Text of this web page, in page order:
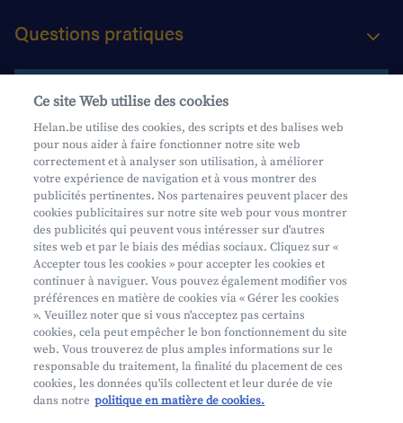
Questions pratiques
Contactez-nous
Aide et contact
Prendre rendez-vous
Où nous trouver
Mifid
Privacy
Juridische info
Ce site Web utilise des cookies
Helan.be utilise des cookies, des scripts et des balises web
pour nous aider à faire fonctionner notre site web
correctement et à analyser son utilisation, à améliorer
votre expérience de navigation et à vous montrer des
publicités pertinentes. Nos partenaires peuvent placer des
cookies publicitaires sur notre site web pour vous montrer
des publicités qui peuvent vous intéresser sur d'autres
sites web et par le biais des médias sociaux. Cliquez sur «
Accepter tous les cookies » pour accepter les cookies et
continuer à naviguer. Vous pouvez également modifier vos
préférences en matière de cookies via « Gérer les cookies
». Veuillez noter que si vous n'acceptez pas certains
cookies, cela peut empêcher le bon fonctionnement du site
web. Vous trouverez de plus amples informations sur le
responsable du traitement, la finalité du placement de ces
cookies, les données qu'ils collectent et leur durée de vie
dans notre politique en matière de cookies.